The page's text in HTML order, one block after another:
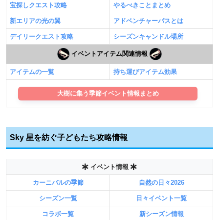
宝探しクエスト攻略 やるべきことまとめ
新エリアの光の翼 アドベンチャーパスとは
デイリークエスト攻略 シーズンキャンドル場所
イベントアイテム関連情報
アイテムの一覧 持ち運びアイテム効果
大樹に集う季節イベント情報まとめ
Sky 星を紡ぐ子どもたち攻略情報
イベント情報
カーニバルの季節 自然の日々2026
シーズン一覧 日々イベント一覧
コラボ一覧 新シーズン情報